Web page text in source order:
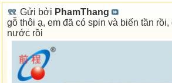
Gửi bởi PhamThang
gỗ thôi ạ, em đã có spin và biến tần
nước rồi